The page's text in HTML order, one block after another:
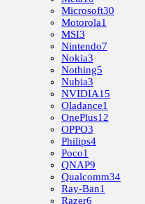
Microsoft30
Motorola1
MSI3
Nintendo7
Nokia3
Nothing5
Nubia3
NVIDIA15
Oladance1
OnePlus12
OPPO3
Philips4
Poco1
QNAP9
Qualcomm34
Ray-Ban1
Razer6